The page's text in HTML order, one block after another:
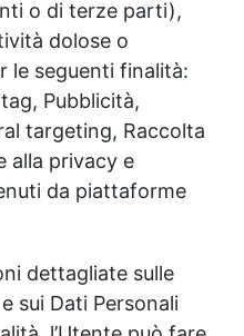
o di terze parti),
dolose o
le seguenti finalità:
Pubblicità,
targeting, Raccolta
alla privacy e
da piattaforme
dettagliate sulle
sui Dati Personali